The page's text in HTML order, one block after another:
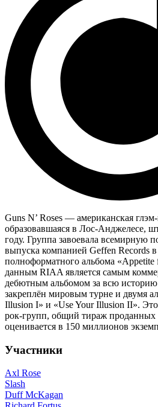
Guns N’ Roses — американская
образовавшаяся в Лос-Анджелесе,
году. Группа завоевала всемирную
выпуска компанией Geffen Records
полноформатного альбома «Appetite
данным RIAA является самым
дебютным альбомом за всю
закреплён мировым турне и двумя
Illusion I» и «Use Your Illusion II».
рок-групп, общий тираж проданных
оценивается в 150 миллионов
Участники
Axl Rose
Slash
Duff McKagan